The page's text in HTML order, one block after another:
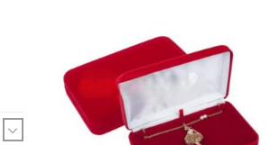
Add to
Wishlist